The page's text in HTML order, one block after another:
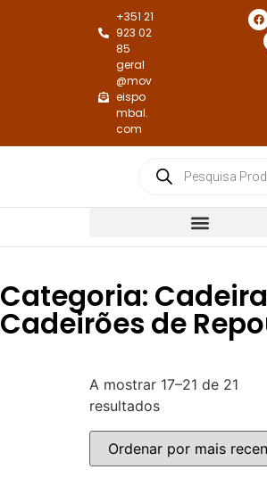
+351 21
923 02
85
geral
@mov
eispo
mbal.
com
Categoria:
Cadeirões de
A mostrar 17–21 de 21
resultados